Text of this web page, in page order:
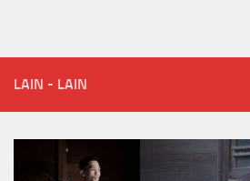
LAIN - LAIN